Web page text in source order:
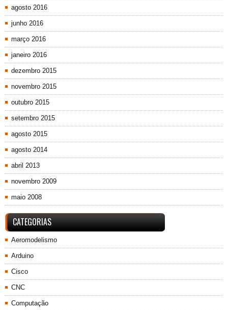
agosto 2016
junho 2016
março 2016
janeiro 2016
dezembro 2015
novembro 2015
outubro 2015
setembro 2015
agosto 2015
agosto 2014
abril 2013
novembro 2009
maio 2008
CATEGORIAS
Aeromodelismo
Arduino
Cisco
CNC
Computação